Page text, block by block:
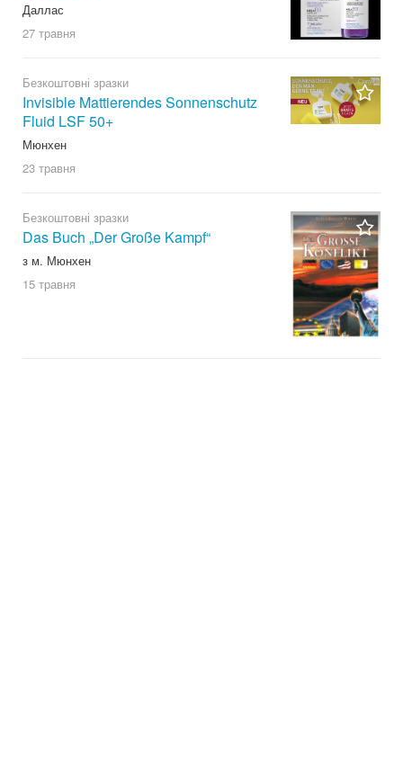
Даллас
27 травня
Безкоштовні зразки
Invisible Mattierendes Sonnenschutz
Fluid LSF 50+
Мюнхен
23 травня
Безкоштовні зразки
Das Buch „Der Große Kampf“
з м. Мюнхен
15 травня